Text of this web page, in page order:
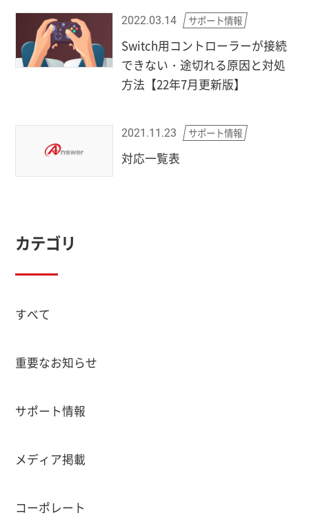
2022.03.14 サポート情報
Switch用コントローラーが接続
できない・途切れる原因と対処
方法【22年7月更新版】
2021.11.23 サポート情報
対応一覧表
カテゴリ
すべて
重要なお知らせ
サポート情報
メディア掲載
コーポレート